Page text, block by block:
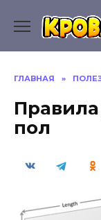
содержанию
ГЛАВНАЯ »
пол